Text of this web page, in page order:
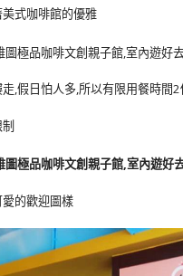
式咖啡館的優雅
,假日怕人多,所以有限用餐時間
的歡迎圖樣